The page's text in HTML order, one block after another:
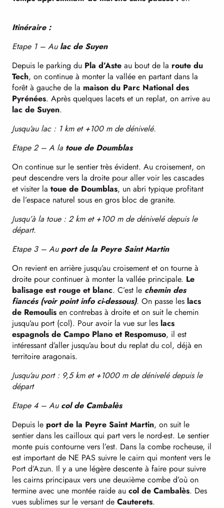
Itinéraire :
Etape 1 – Aulac de Suyen
Depuis le parking du Pla d’Aste au bout de la route du
Tech, on continue à monter la vallée en partant dans la
forêt à gauche de la maison du Parc National des
Pyrénées. Après quelques lacets et un replat, on arrive au
lac de Suyen.
Jusqu’au lac : 1 km et +100 m de dénivelé.
Etape 2 – A la toue de Doumblas
On continue sur le sentier très évident. Au croisement, on
peut descendre vers la droite pour aller voir les cascades
et visiter la toue de Doumblas, un abri typique profitant
de l’espace naturel sous en gros bloc de granite.
Jusqu’à la toue : 2 km et +100 m de dénivelé depuis le
départ.
Etape 3 – Auport de la Peyre Saint Martin
On revient en arrière jusqu’au croisement et on tourne à
droite pour continuer à monter la vallée principale. Le
balisage est rouge et blanc. C’est le chemin des
fiancés (voir point info ci-dessous). On passe les lacs
de Remoulis en contrebas à droite et on suit le chemin
jusqu’au port (col). Pour avoir la vue sur les lacs
espagnols de Campo Plano et Respomuso, il est
intéressant d’aller jusqu’au bout du replat du col, déjà en
territoire aragonais.
Jusqu’au port : 9,5 km et +1000 m de dénivelé depuis le
départ
Etape 4 – Au col de Cambalès
Depuis le port de la Peyre Saint Martin, on suit le
sentier dans les cailloux qui part vers le nord-est. Le sentier
monte puis contourne vers l’est. Dans la combe rocheuse, il
est important de NE PAS suivre le cairn qui montent vers le
Port d’Azun. Il y a une légère descente à faire pour suivre
les cairns principaux vers une deuxième combe d’où on
termine avec une montée raide au col de Cambalès. Des
vues sublimes sur le versant de Cauterets.